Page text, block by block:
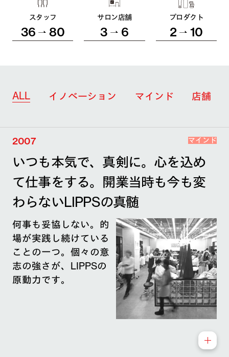
スタッフ
36 80
サロン店舗
3 6
プロダクト
2 10
ALL イノベーション マインド 店舗
2007 マインド
いつも本気で、真剣に。心を込め
て仕事をする。開業当時も今も変
わらないLIPPSの真髄
何事も妥協しない。的
場が実践し続けている
ことの一つ。個々の意
志の強さが、LIPPSの
原動力です。